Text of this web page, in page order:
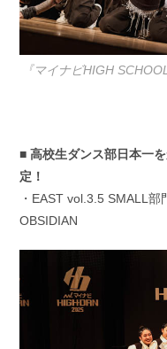
『マイナビHIGH
■ 高校生ダンス部日本一
定！
・EAST vol.3.5 SMALL
OBSIDIAN